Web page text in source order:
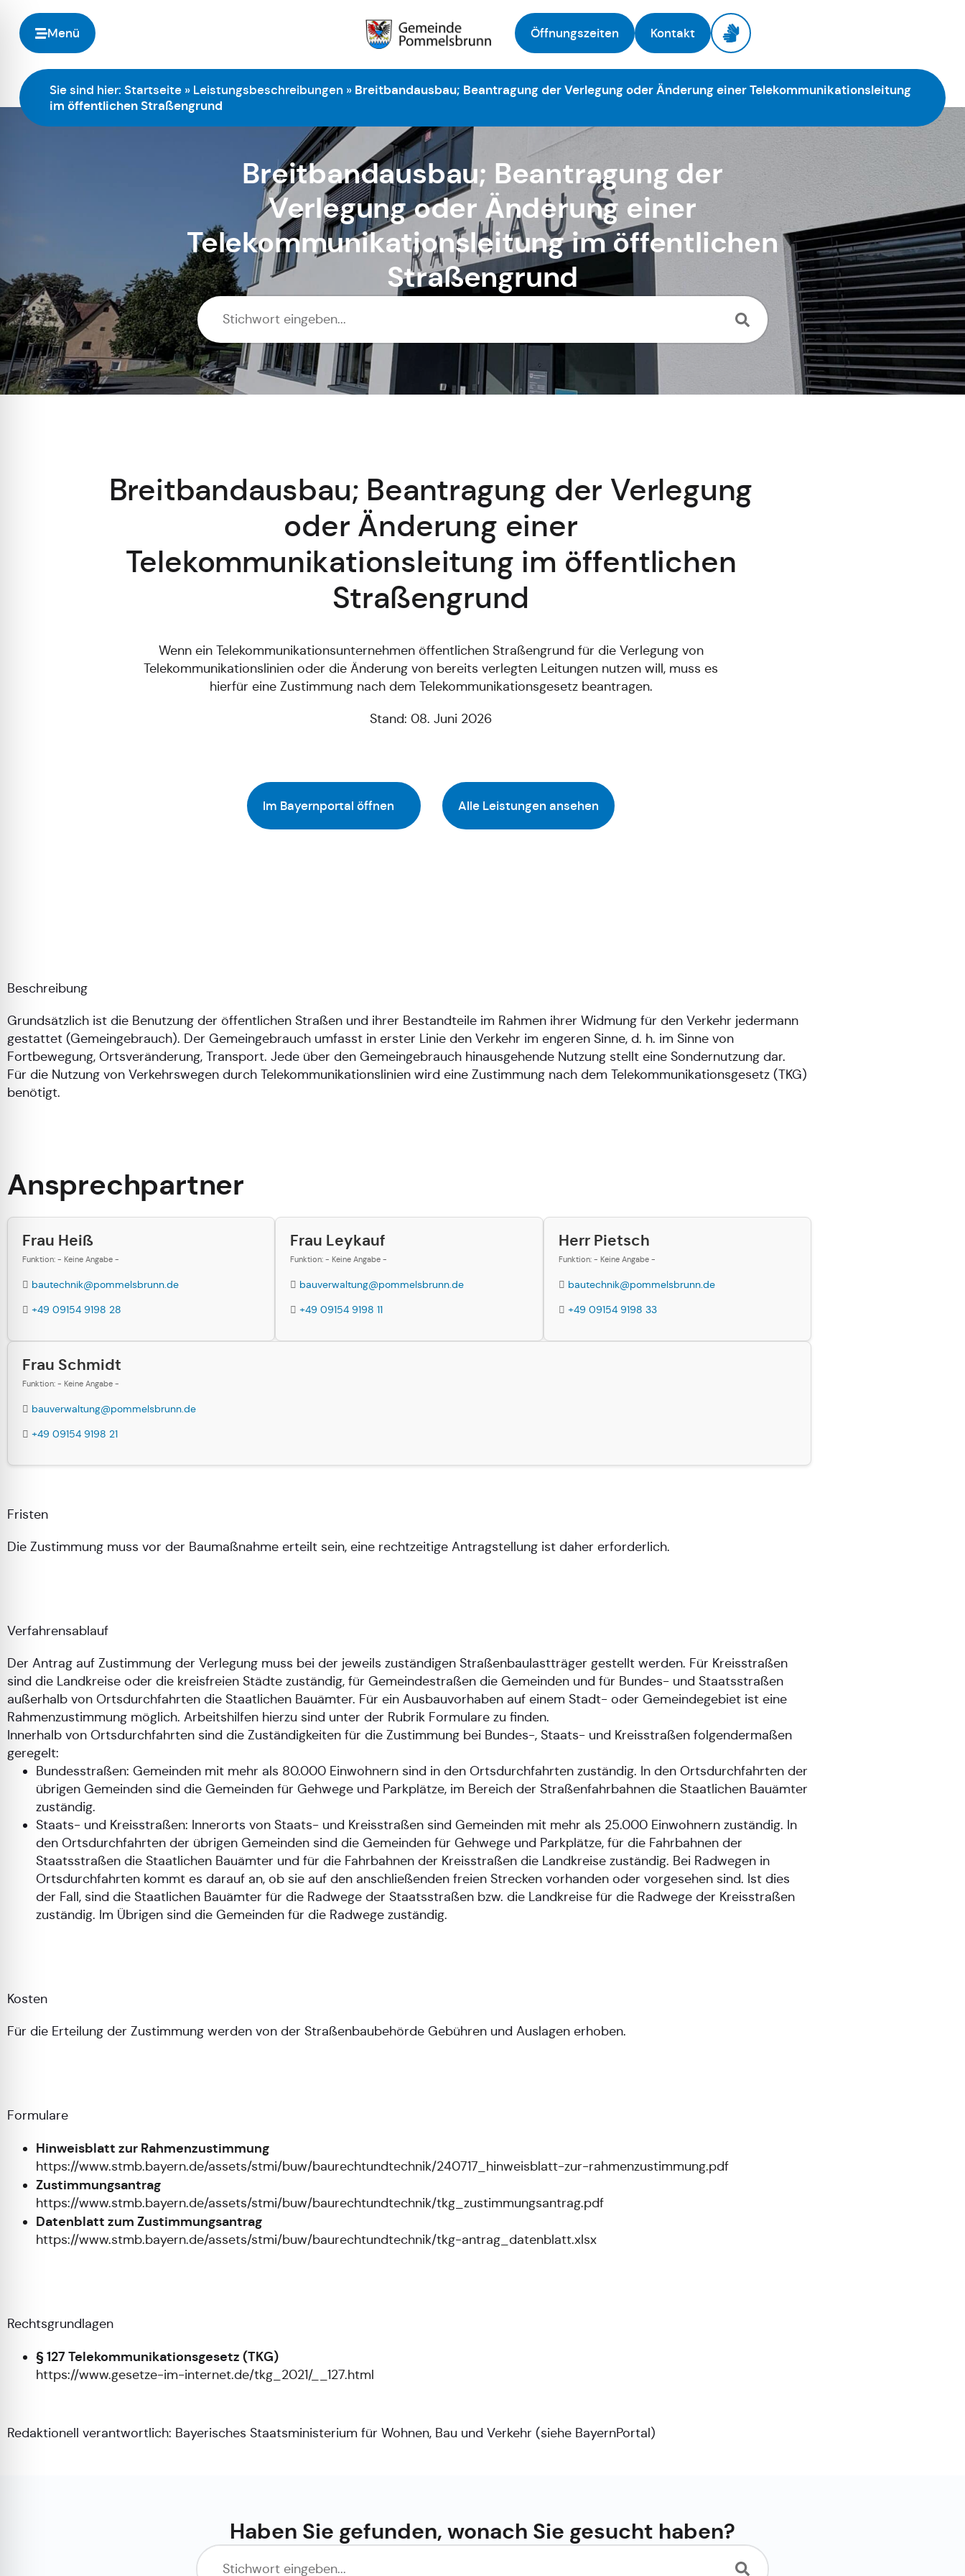
Menü
Zur Startseite
Öffnungszeiten Kontakt
Sie sind hier: Startseite » Leistungsbeschreibungen » Breitbandausbau; Beantragung der Verlegung oder Änderung einer Telekommunikationsleitung
im öffentlichen Straßengrund
Breitbandausbau; Beantragung der
Verlegung oder Änderung einer
Telekommunikationsleitung im öffentlichen
Straßengrund
Breitbandausbau; Beantragung der Verlegung
oder Änderung einer
Telekommunikationsleitung im öffentlichen
Straßengrund
Wenn ein Telekommunikationsunternehmen öffentlichen Straßengrund für die Verlegung von
Telekommunikationslinien oder die Änderung von bereits verlegten Leitungen nutzen will, muss es
hierfür eine Zustimmung nach dem Telekommunikationsgesetz beantragen.
Stand: 08. Juni 2026
Im Bayernportal öffnen Alle Leistungen ansehen
Beschreibung
Grundsätzlich ist die Benutzung der öffentlichen Straßen und ihrer Bestandteile im Rahmen ihrer Widmung für den Verkehr jedermann
gestattet (Gemeingebrauch). Der Gemeingebrauch umfasst in erster Linie den Verkehr im engeren Sinne, d. h. im Sinne von
Fortbewegung, Ortsveränderung, Transport. Jede über den Gemeingebrauch hinausgehende Nutzung stellt eine Sondernutzung dar.
Für die Nutzung von Verkehrswegen durch Telekommunikationslinien wird eine Zustimmung nach dem Telekommunikationsgesetz (TKG)
benötigt.
Ansprechpartner
Frau Heiß
Funktion: - Keine Angabe -
bautechnik@pommelsbrunn.de
+49 09154 9198 28
Frau Leykauf
Funktion: - Keine Angabe -
bauverwaltung@pommelsbrunn.de
+49 09154 9198 11
Herr Pietsch
Funktion: - Keine Angabe -
bautechnik@pommelsbrunn.de
+49 09154 9198 33
Frau Schmidt
Funktion: - Keine Angabe -
bauverwaltung@pommelsbrunn.de
+49 09154 9198 21
Fristen
Die Zustimmung muss vor der Baumaßnahme erteilt sein, eine rechtzeitige Antragstellung ist daher erforderlich.
Verfahrensablauf
Der Antrag auf Zustimmung der Verlegung muss bei der jeweils zuständigen Straßenbaulastträger gestellt werden. Für Kreisstraßen
sind die Landkreise oder die kreisfreien Städte zuständig, für Gemeindestraßen die Gemeinden und für Bundes- und Staatsstraßen
außerhalb von Ortsdurchfahrten die Staatlichen Bauämter. Für ein Ausbauvorhaben auf einem Stadt- oder Gemeindegebiet ist eine
Rahmenzustimmung möglich. Arbeitshilfen hierzu sind unter der Rubrik Formulare zu finden.
Innerhalb von Ortsdurchfahrten sind die Zuständigkeiten für die Zustimmung bei Bundes-, Staats- und Kreisstraßen folgendermaßen
geregelt:
Bundesstraßen: Gemeinden mit mehr als 80.000 Einwohnern sind in den Ortsdurchfahrten zuständig. In den Ortsdurchfahrten der
übrigen Gemeinden sind die Gemeinden für Gehwege und Parkplätze, im Bereich der Straßenfahrbahnen die Staatlichen Bauämter
zuständig.
Staats- und Kreisstraßen: Innerorts von Staats- und Kreisstraßen sind Gemeinden mit mehr als 25.000 Einwohnern zuständig. In
den Ortsdurchfahrten der übrigen Gemeinden sind die Gemeinden für Gehwege und Parkplätze, für die Fahrbahnen der
Staatsstraßen die Staatlichen Bauämter und für die Fahrbahnen der Kreisstraßen die Landkreise zuständig. Bei Radwegen in
Ortsdurchfahrten kommt es darauf an, ob sie auf den anschließenden freien Strecken vorhanden oder vorgesehen sind. Ist dies
der Fall, sind die Staatlichen Bauämter für die Radwege der Staatsstraßen bzw. die Landkreise für die Radwege der Kreisstraßen
zuständig. Im Übrigen sind die Gemeinden für die Radwege zuständig.
Kosten
Für die Erteilung der Zustimmung werden von der Straßenbaubehörde Gebühren und Auslagen erhoben.
Formulare
Hinweisblatt zur Rahmenzustimmung
https://www.stmb.bayern.de/assets/stmi/buw/baurechtundtechnik/240717_hinweisblatt-zur-rahmenzustimmung.pdf
Zustimmungsantrag
https://www.stmb.bayern.de/assets/stmi/buw/baurechtundtechnik/tkg_zustimmungsantrag.pdf
Datenblatt zum Zustimmungsantrag
https://www.stmb.bayern.de/assets/stmi/buw/baurechtundtechnik/tkg-antrag_datenblatt.xlsx
Rechtsgrundlagen
§ 127 Telekommunikationsgesetz (TKG)
https://www.gesetze-im-internet.de/tkg_2021/__127.html
Redaktionell verantwortlich: Bayerisches Staatsministerium für Wohnen, Bau und Verkehr (siehe BayernPortal)
Haben Sie gefunden, wonach Sie gesucht haben?